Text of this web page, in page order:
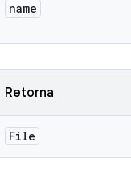
name
Retorna
File